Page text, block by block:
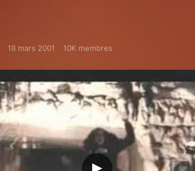
18 mars 2001 10K membres